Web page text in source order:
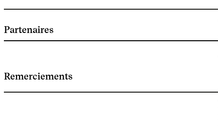
Partenaires
Remerciements